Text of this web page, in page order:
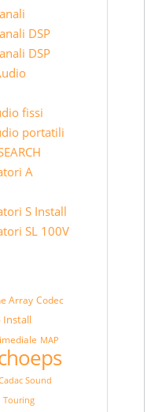
DSP
DSP
fissi
portatili
A
S Install
SL 100V
Array Codec
Install
MAP
Sound
Touring